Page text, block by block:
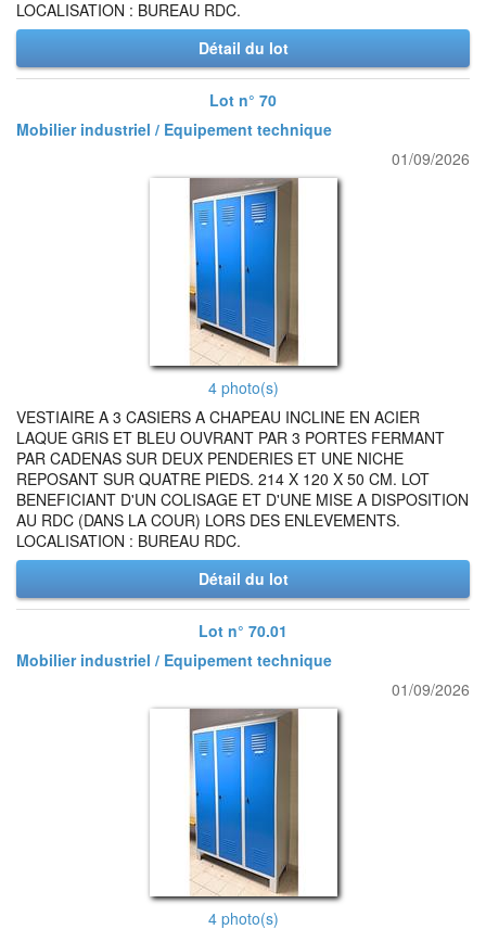
LOCALISATION : BUREAU RDC.
Détail du lot
Lot n° 70
Mobilier industriel / Equipement technique
01/09/2026
4 photo(s)
VESTIAIRE A 3 CASIERS A CHAPEAU INCLINE EN ACIER
LAQUE GRIS ET BLEU OUVRANT PAR 3 PORTES FERMANT
PAR CADENAS SUR DEUX PENDERIES ET UNE NICHE
REPOSANT SUR QUATRE PIEDS. 214 X 120 X 50 CM. LOT
BENEFICIANT D'UN COLISAGE ET D'UNE MISE A DISPOSITION
AU RDC (DANS LA COUR) LORS DES ENLEVEMENTS.
LOCALISATION : BUREAU RDC.
Détail du lot
Lot n° 70.01
Mobilier industriel / Equipement technique
01/09/2026
4 photo(s)